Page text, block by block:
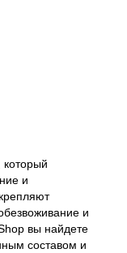
и
и
вы найдете
составом и